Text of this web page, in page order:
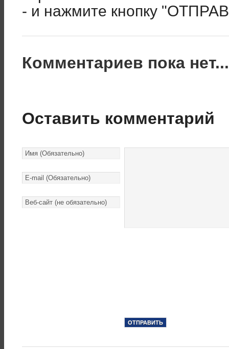
- и нажмите кнопку
Комментариев пока
Оставить комментарий